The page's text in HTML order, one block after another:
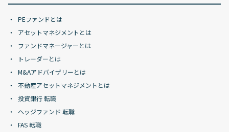
PEファンドとは
アセットマネジメントとは
ファンドマネージャーとは
トレーダーとは
M&Aアドバイザリーとは
不動産アセットマネジメントとは
投資銀行 転職
ヘッジファンド 転職
FAS 転職